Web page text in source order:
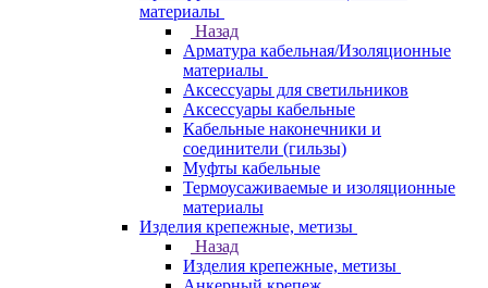
материалы
Назад
Арматура кабельная/Изоляционные
материалы
Аксессуары для светильников
Аксессуары кабельные
Кабельные наконечники и
соединители (гильзы)
Муфты кабельные
Термоусаживаемые и изоляционные
материалы
Изделия крепежные, метизы
Назад
Изделия крепежные, метизы